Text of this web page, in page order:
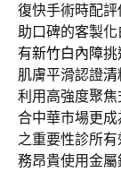
復快手術時配
助口碑的客製
有新竹白內障挑
肌膚平滑認證清
利用高強度聚焦
合中華市場更
之重要性診所
務昂貴使用金